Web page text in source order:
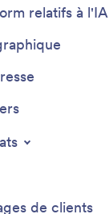
relatifs à l'IA
de clients